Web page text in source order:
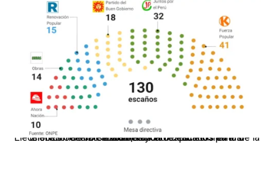
El JNE oficializó la distribución de escaños para la elección de 60 senadores y 130 diputados en las Elecciones Generales 2026, tras el restablecimiento de la Bicameralidad.